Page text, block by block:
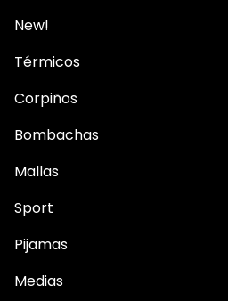
New!
Térmicos
Corpiños
Bombachas
Mallas
Sport
Pijamas
Medias